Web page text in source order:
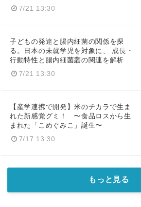
7/21 13:30
子どもの発達と腸内細菌の関係を探
る。日本の未就学児を対象に、 成長・
行動特性と腸内細菌叢の関連を解析
7/21 13:30
【産学連携で開発】米のチカラで生ま
れた新感覚グミ！ 〜食品ロスから生
まれた「こめぐみこ」誕生〜
7/17 13:30
もっと見る